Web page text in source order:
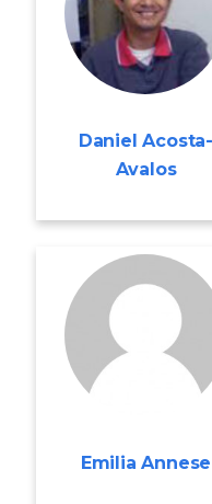
Daniel Acosta-
Avalos
Emilia Annese